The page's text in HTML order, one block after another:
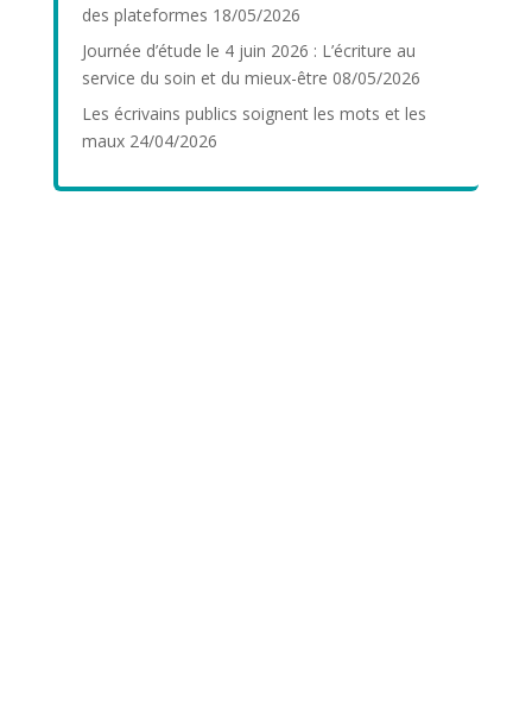
des plateformes 18/05/2026
Journée d’étude le 4 juin 2026 : L’écriture au
service du soin et du mieux-être 08/05/2026
Les écrivains publics soignent les mots et les
maux 24/04/2026